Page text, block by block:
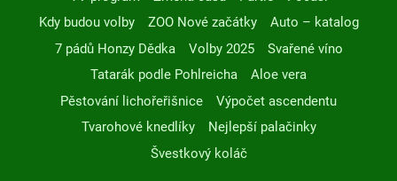
Kdy budou volby
ZOO Nové začátky
Auto – katalog
7 pádů Honzy Dědka
Volby 2025
Svařené víno
Tatarák podle Pohlreicha
Aloe vera
Pěstování lichořeřišnice
Výpočet ascendentu
Tvarohové knedlíky
Nejlepší palačinky
Švestkový koláč